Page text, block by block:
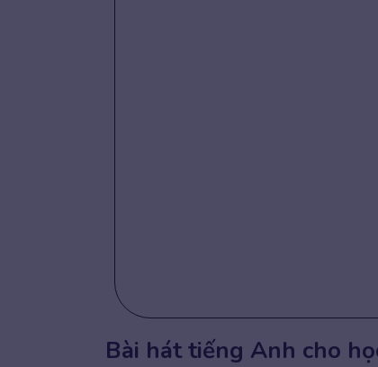
Bài hát tiếng Anh cho